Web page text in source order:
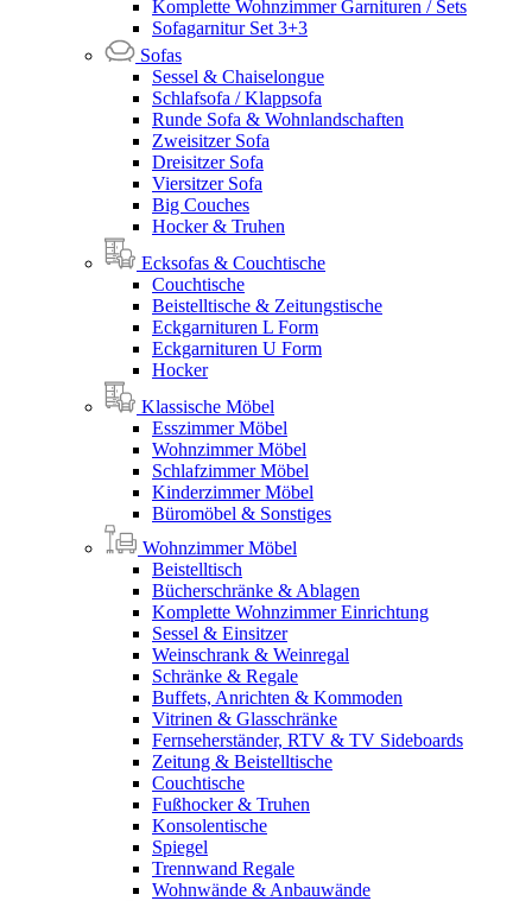
Komplette Wohnzimmer Garnituren / Sets
Sofagarnitur Set 3+3
Sofas
Sessel & Chaiselongue
Schlafsofa / Klappsofa
Runde Sofa & Wohnlandschaften
Zweisitzer Sofa
Dreisitzer Sofa
Viersitzer Sofa
Big Couches
Hocker & Truhen
Ecksofas & Couchtische
Couchtische
Beistelltische & Zeitungstische
Eckgarnituren L Form
Eckgarnituren U Form
Hocker
Klassische Möbel
Esszimmer Möbel
Wohnzimmer Möbel
Schlafzimmer Möbel
Kinderzimmer Möbel
Büromöbel & Sonstiges
Wohnzimmer Möbel
Beistelltisch
Bücherschränke & Ablagen
Komplette Wohnzimmer Einrichtung
Sessel & Einsitzer
Weinschrank & Weinregal
Schränke & Regale
Buffets, Anrichten & Kommoden
Vitrinen & Glasschränke
Fernseherständer, RTV & TV Sideboards
Zeitung & Beistelltische
Couchtische
Fußhocker & Truhen
Konsolentische
Spiegel
Trennwand Regale
Wohnwände & Anbauwände